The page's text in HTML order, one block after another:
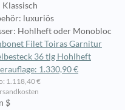
Klassisch
luxuriös
Hohlheft oder Monobloc
Filet Toiras Garnitur
36 tlg Hohlheft
1.330,90 €
1.118,40 €
$